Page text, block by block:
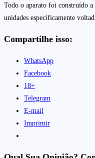
Todo o aparato foi construído
unidades especificamente
Compartilhe isso:
WhatsApp
Facebook
18+
Telegram
E-mail
Imprimir